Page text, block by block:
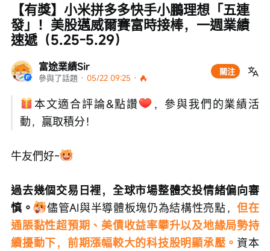
富途業績Sir
參與了話題 · 05/22 09:25 ·
關注
【有獎】小米拼多多快手小鵬理想「五連
發」！美股邁威爾賽富時接棒，一週業績
速遞（5.25-5.29）
本文適合評論&點讚
，參與我們的業績活
動，贏取積分！
牛友們好~
過去幾個交易日裡，全球市場整體交投情緒偏向審
慎。
儘管AI與半導體板塊仍為結構性亮點，但在
通脹黏性超預期、美債收益率攀升以及地緣局勢持
續擾動下，前期漲幅較大的科技股明顯承壓。 資本